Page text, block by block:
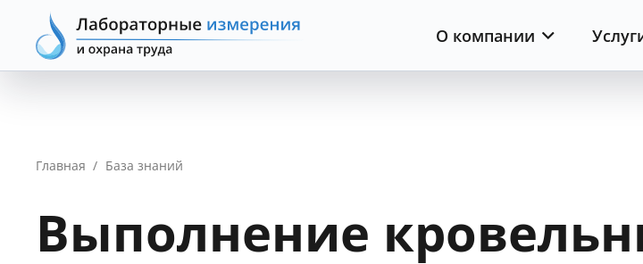
О компании
Главная / База знаний
Выполнение